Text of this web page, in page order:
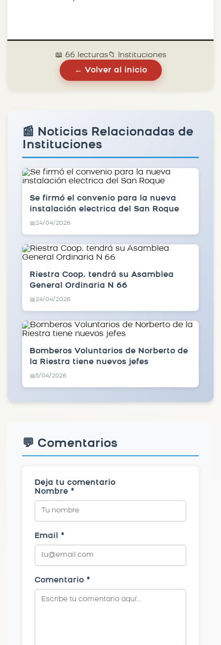
📖 66 lecturas📁 Instituciones
← Volver al inicio
📰 Noticias Relacionadas de
Instituciones
Se firmó el convenio para la nueva
instalación electrica del San Roque
📅24/04/2026
Riestra Coop. tendrá su Asamblea
General Ordinaria N 66
📅24/04/2026
Bomberos Voluntarios de Norberto de
la Riestra tiene nuevos jefes
📅11/04/2026
💬 Comentarios
Deja tu comentario
Nombre *
Email *
Comentario *